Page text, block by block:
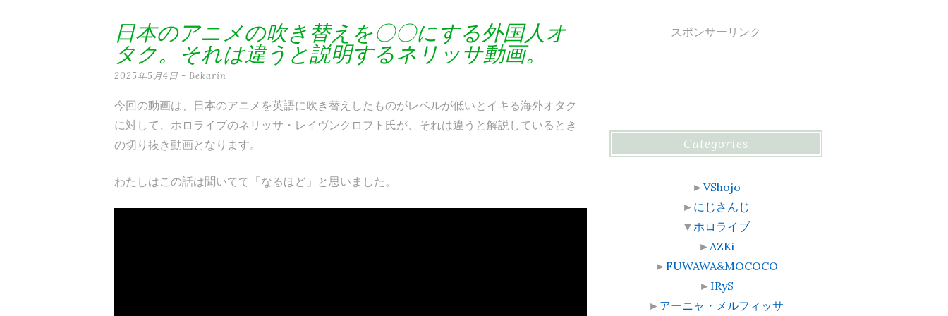
ン
ツ
ス
キ
プ
日本のアニメの吹き替えを〇〇にする外国人オ
タク。それは違うと説明するネリッサ動画。
2025年5月4日 - Bekarin
今回の動画は、日本のアニメを英語に吹き替えしたものがレベルが低いとイキる海外オタク
に対して、ホロライブのネリッサ・レイヴンクロフト氏が、それは違うと解説しているとき
の切り抜き動画となります。
わたしはこの話は聞いてて「なるほど」と思いました。
スポンサーリンク
Categories
►VShojo
► にじさんじ
▼ ホロライブ
► AZKi
► FUWAWA&MOCOCO
► IRyS
► アーニャ・メルフィッサ